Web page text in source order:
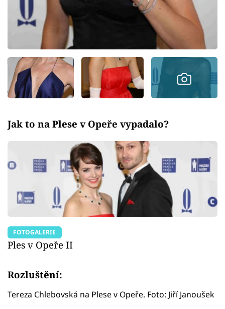
Jak to na Plese v Opeře vypadalo?
FOTOGALERIE
Ples v Opeře II
Rozluštění:
Tereza Chlebovská na Plese v Opeře. Foto: Jiří Janoušek